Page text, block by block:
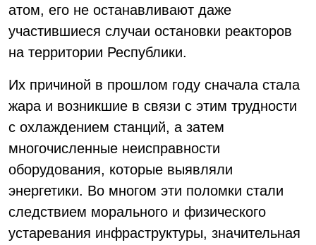
атом, его не останавливают даже
участившиеся случаи остановки реакторов
на территории Республики.
Их причиной в прошлом году сначала стала
жара и возникшие в связи с этим трудности
с охлаждением станций, а затем
многочисленные неисправности
оборудования, которые выявляли
энергетики. Во многом эти поломки стали
следствием морального и физического
устаревания инфраструктуры, значительная